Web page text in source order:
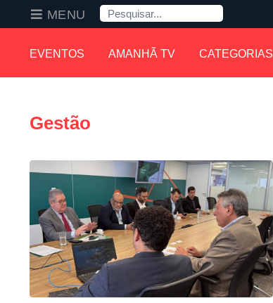
EVENTOS AMANHÃ TV CATEGORIAS
MENU Pesquisa
Gestão